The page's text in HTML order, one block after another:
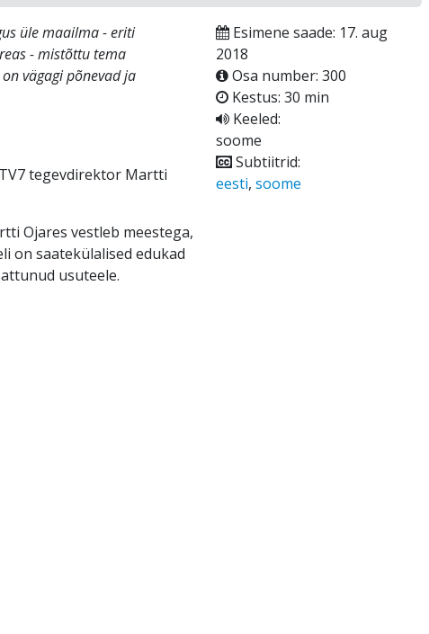
üle maailma - eriti
- mistõttu tema
vägagi põnevad ja
tegevdirektor Martti
Ojares vestleb meestega,
on saatekülalised edukad
usuteele.
Esimene saade: 17. aug
2018
Osa number: 300
Kestus: 30 min
Keeled:
soome
Subtiitrid:
eesti, soome